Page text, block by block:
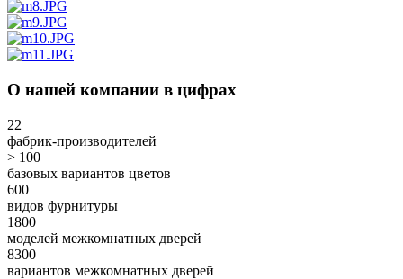
О нашей компании в цифрах
22
фабрик-производителей
> 100
базовых вариантов цветов
600
видов фурнитуры
1800
моделей межкомнатных дверей
8300
вариантов межкомнатных дверей